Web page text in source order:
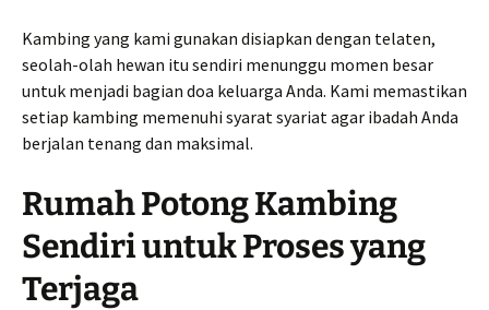
Kambing yang kami gunakan disiapkan dengan telaten,
seolah-olah hewan itu sendiri menunggu momen besar
untuk menjadi bagian doa keluarga Anda. Kami memastikan
setiap kambing memenuhi syarat syariat agar ibadah Anda
berjalan tenang dan maksimal.
Rumah Potong Kambing
Sendiri untuk Proses yang
Terjaga